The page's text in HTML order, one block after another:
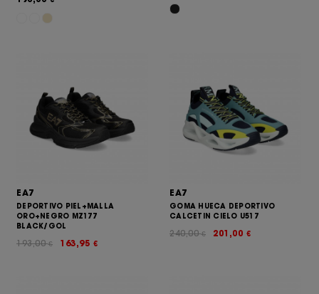
EA7
DEPORTIVO PIEL+MALLA
ORO+NEGRO MZ177
BLACK/GOL
163,95 €
193,00€
EA7
GOMA HUECA DEPORTIVO
CALCETIN CIELO U517
201,00 €
240,00€